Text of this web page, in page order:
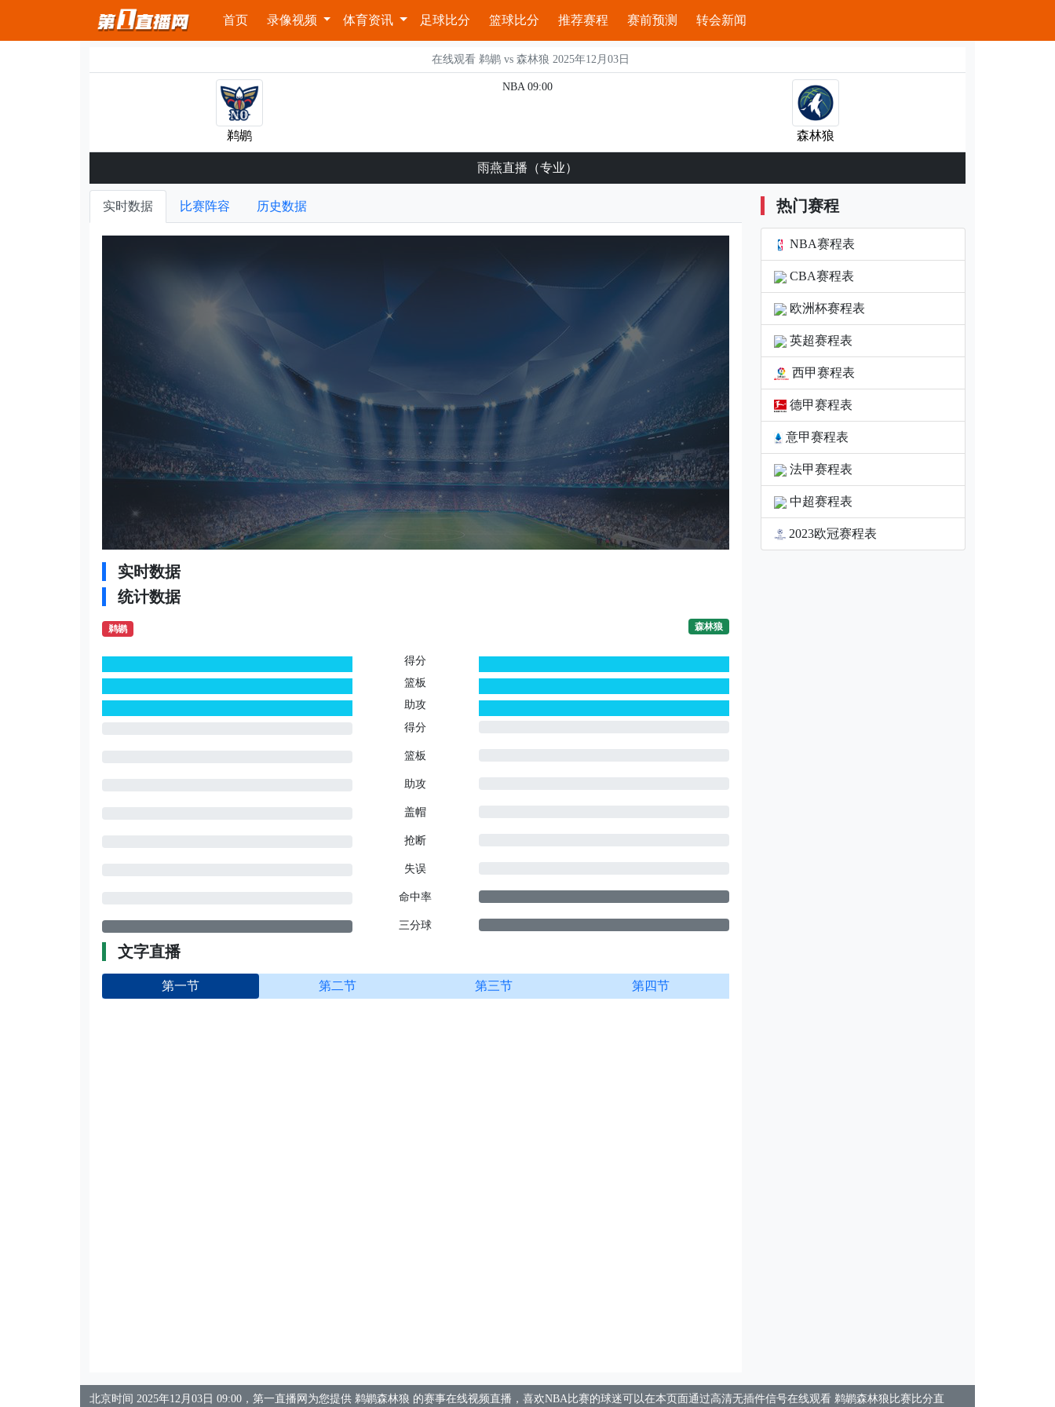
首页 录像视频 体育资讯 足球比分 篮球比分 推荐赛程 赛前预测 转会新闻
在线观看 鹈鹕 vs 森林狼 2025年12月03日
鹈鹕
NBA 09:00
森林狼
雨燕直播（专业）
实时数据 比赛阵容 历史数据
实时数据
统计数据
鹈鹕 森林狼
得分
篮板
助攻
得分
篮板
助攻
盖帽
抢断
失误
命中率
三分球
文字直播
第一节 第二节 第三节 第四节
热门赛程
NBA赛程表
CBA赛程表
欧洲杯赛程表
英超赛程表
西甲赛程表
德甲赛程表
意甲赛程表
法甲赛程表
中超赛程表
2023欧冠赛程表
北京时间 2025年12月03日 09:00，第一直播网为您提供 鹈鹕森林狼 的赛事在线视频直播，喜欢NBA比赛的球迷可以在本页面通过高清无插件信号在线观看 鹈鹕森林狼比赛比分直